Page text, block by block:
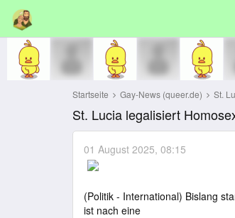
Startseite Gay-News (queer.de) St.
St. Lucia legalisiert
01 August 2025, 08:15
(Politik - International) Bislang
ist nach eine